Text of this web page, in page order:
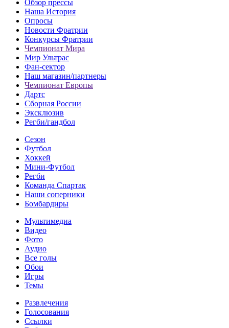
Обзор прессы
Наша История
Опросы
Новости Фратрии
Конкурсы Фратрии
Чемпионат Мира
Мир Ультрас
Фан-cектор
Наш магазин/партнеры
Чемпионат Европы
Дартс
Сборная России
Эксклюзив
Регби/гандбол
Сезон
Футбол
Хоккей
Мини-Футбол
Регби
Команда Спартак
Наши соперники
Бомбардиры
Мультимедиа
Видео
Фото
Аудио
Все голы
Обои
Игры
Темы
Развлечения
Голосования
Ссылки